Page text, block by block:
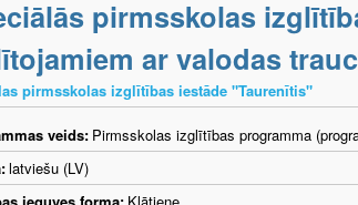
pirmsskolas
ar valodas
pirmsskolas izglītības iestāde "Taurenītis"
veids: Pirmsskolas izglītības programma
latviešu (LV)
ieguves forma: Klātiene